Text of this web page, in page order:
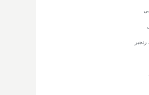
رنجبر